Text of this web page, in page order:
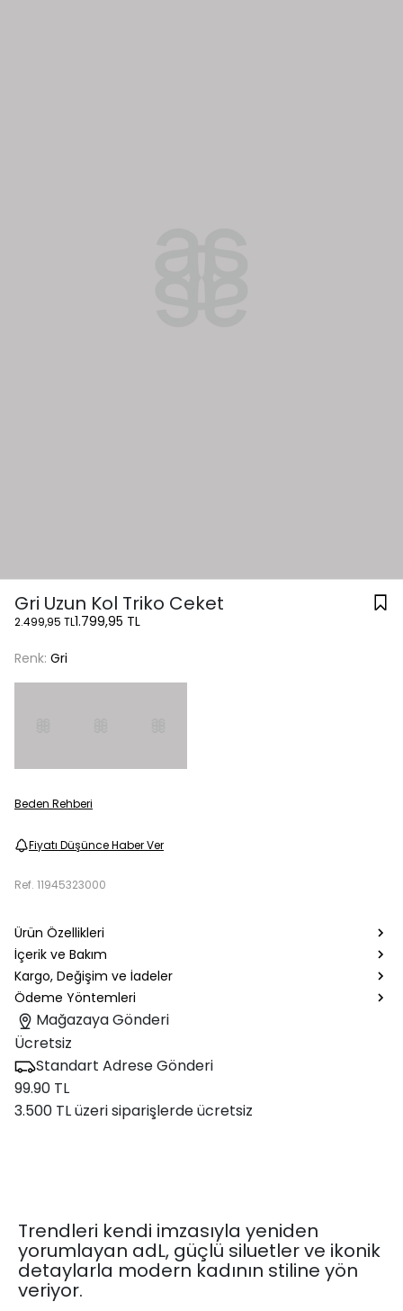
Gri Uzun Kol Triko Ceket
2.499,95 TL1.799,95 TL
Renk: Gri
Beden Rehberi
Fiyatı Düşünce Haber Ver
Ref. 11945323000
Ürün Özellikleri
İçerik ve Bakım
Kargo, Değişim ve İadeler
Ödeme Yöntemleri
Mağazaya Gönderi
Ücretsiz
Standart Adrese Gönderi
99.90 TL
3.500 TL üzeri siparişlerde ücretsiz
Trendleri kendi imzasıyla yeniden
yorumlayan adL, güçlü siluetler ve ikonik
detaylarla modern kadının stiline yön
veriyor.